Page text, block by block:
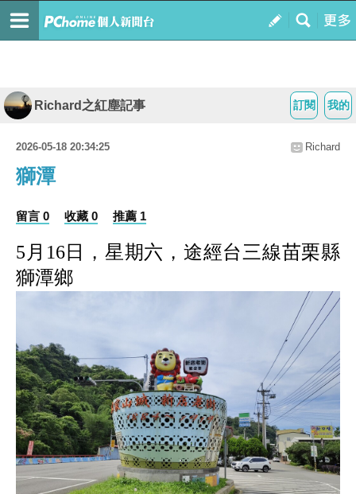
我的
訂閱
Richard之紅塵記事
2026-05-18 20:34:25 Richard
獅潭
留言 0 收藏 0 推薦 1
5 月 16日，星期六，途經台三線苗栗縣
獅潭鄉